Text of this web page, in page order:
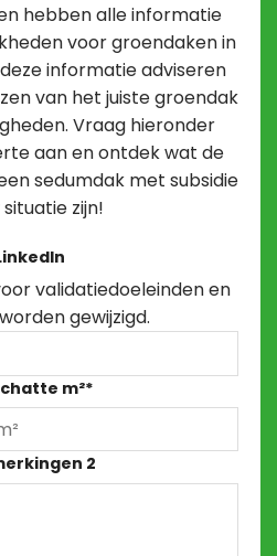
hebben alle informatie
voor groendaken in
informatie adviseren
van het juiste groendak
Vraag hieronder
aan en ontdek wat de
sedumdak met subsidie
situatie zijn!
validatiedoeleinden en
gewijzigd.
m²*
2